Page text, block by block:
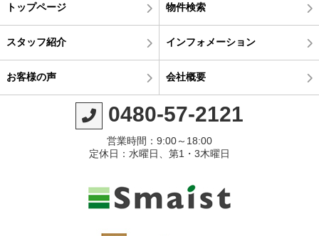
トップページ 物件検索
スタッフ紹介 インフォメーション
お客様の声 会社概要
0480-57-2121
営業時間：9:00～18:00
定休日：水曜日、第1・3木曜日